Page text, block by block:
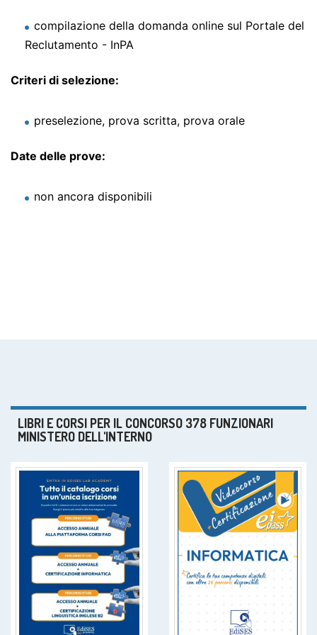
compilazione della domanda online sul Portale del
Reclutamento - InPA
Criteri di selezione:
preselezione, prova scritta, prova orale
Date delle prove:
non ancora disponibili
LIBRI E CORSI PER IL CONCORSO 378 FUNZIONARI
MINISTERO DELL'INTERNO